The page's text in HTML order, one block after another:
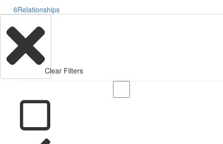
6Relationships
Clear Filters